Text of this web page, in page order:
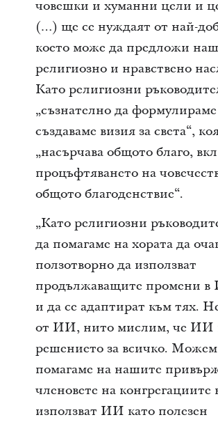
човешки и хуманни цели и
(…) ще се нуждаят от най-
което може да предложи
религиозно и нравствено
Като религиозни
„съзнателно да
създаваме визия за света“,
„насърчава общото благо,
процъфтяването на
общото благоденствие“.
„Като религиозни
да помагаме на хората да
ползотворно да използват
продължаващите промени в
и да се адаптират към тях.
от ИИ, нито мислим, че ИИ
решението за всичко.
помагаме на нашите
членовете на конгрегациите
използват ИИ като полезен